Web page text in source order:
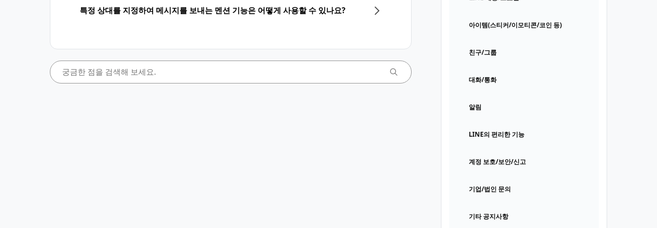
아이템(스티커/이모티콘/코인 등)
친구/그룹
대화/통화
알림
LINE의 편리한 기능
계정 보호/보안/신고
기업/법인 문의
기타 공지사항
특정 상대를 지정하여 메시지를 보내는 멘션 기능은 어떻게 사용할 수 있나요?